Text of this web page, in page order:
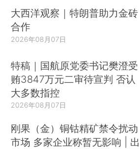
大西洋观察｜特朗普助力金砖
合作
2026年08月07日
特稿｜国航原党委书记樊澄受
贿3847万元二审待宣判 否认
大多数指控
2026年08月07日
刚果（金）铜钴精矿禁令扰动
市场 多家企业称暂无影响 | 出